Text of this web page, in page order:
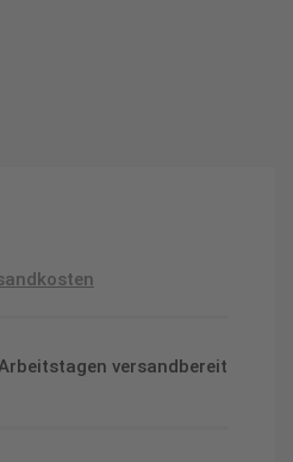
versandbereit